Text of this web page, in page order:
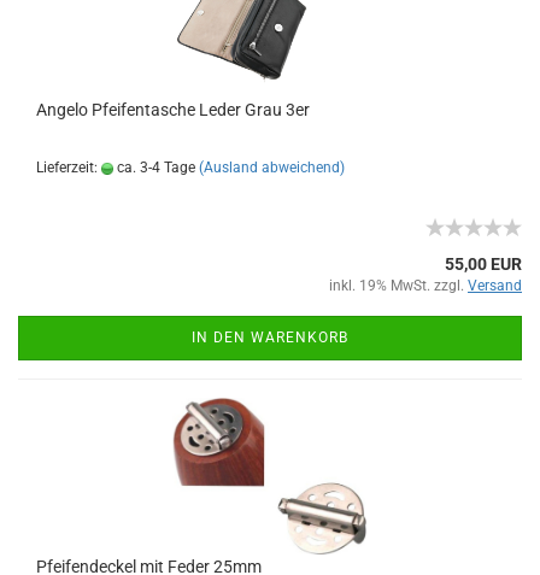
Angelo Pfeifentasche Leder Grau 3er
Lieferzeit: ca. 3-4 Tage (Ausland abweichend)
55,00 EUR
inkl. 19% MwSt. zzgl. Versand
IN DEN WARENKORB
Pfeifendeckel mit Feder 25mm